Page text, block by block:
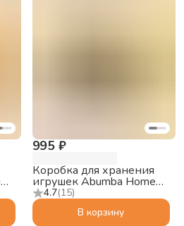
4.7(15)
995 ₽
Коробка для хранения
игрушек Abumba Home
Пингвин, 32.5x32.5x32.5
см
В корзину